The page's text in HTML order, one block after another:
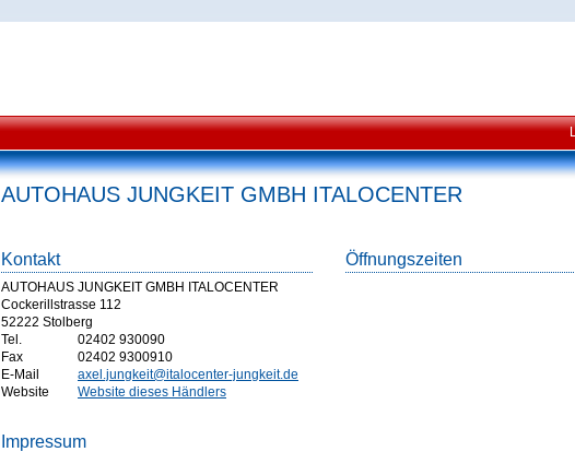
AUTOHAUS JUNGKEIT GMBH ITALOCENTER
Kontakt
AUTOHAUS JUNGKEIT GMBH ITALOCENTER
Cockerillstrasse 112
52222 Stolberg
Tel.
02402 930090
Fax
02402 9300910
E-Mail
axel.jungkeit@italocenter-jungkeit.de
Website
Website dieses Händlers
Öffnungszeiten
Impressum